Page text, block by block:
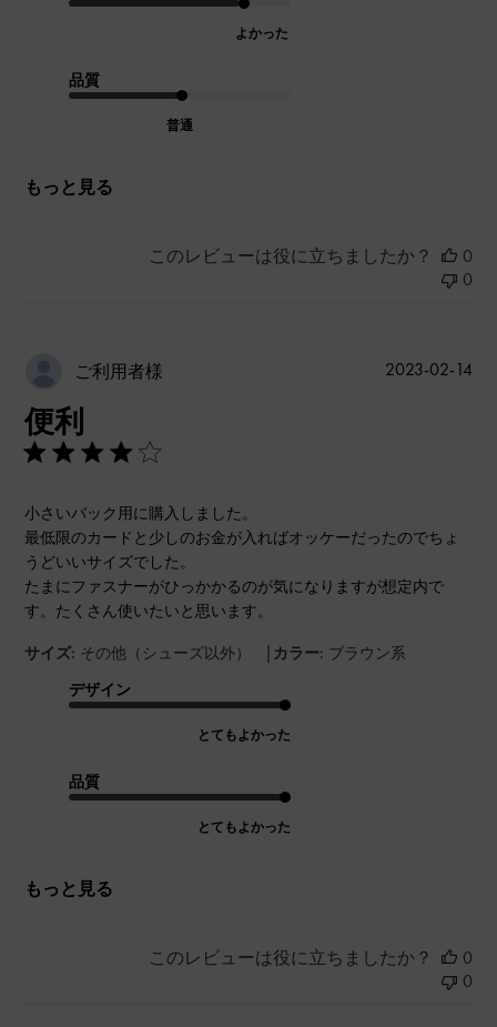
よかった
品質
普通
もっと見る
このレビューは役に立ちましたか？
0
0
ご利用者様
便利
小さいバック用に購入しました。
最低限のカードと少しのお金が入ればオッケーだったのでちょ
うどいいサイズでした。
たまにファスナーがひっかかるのが気になりますが想定内で
す。たくさん使いたいと思います。
サイズ: その他（シューズ以外） | カラー: ブラウン系
デザイン
とてもよかった
品質
とてもよかった
もっと見る
公
2023-02-14
このレビューは役に立ちましたか？
0
0